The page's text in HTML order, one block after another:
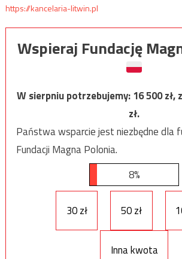
https://kancelaria-litwin.pl
Wspieraj Fundację
W sierpniu potrzebujemy:16 500zł,
zł.
Państwa wsparcie jest niezbędne dla
Fundacji Magna Polonia.
8%
30 zł 50 zł
Inna kwota